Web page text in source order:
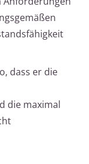
dass er die
die maximal